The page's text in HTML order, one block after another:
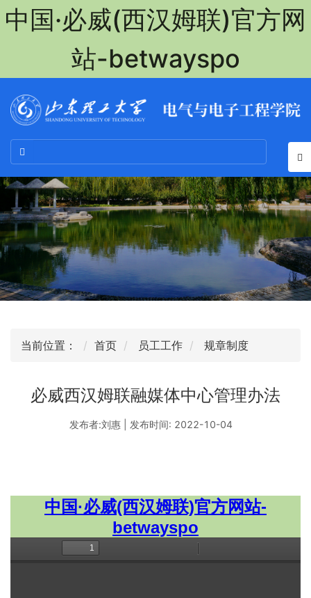
中国·必威(西汉姆联)官方网
站-betwayspo
当前位置： 首页 员工工作 规章制度
必威西汉姆联融媒体中心管理办法
发布者:刘惠 | 发布时间: 2022-10-04